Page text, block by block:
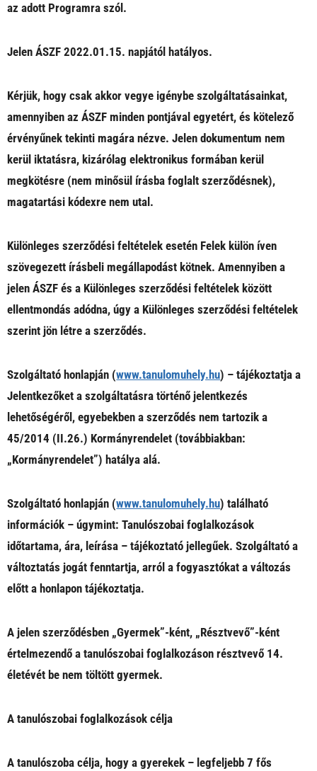
az adott Programra szól.
Jelen ÁSZF 2022.01.15. napjától hatályos.
Kérjük, hogy csak akkor vegye igénybe szolgáltatásainkat,
amennyiben az ÁSZF minden pontjával egyetért, és kötelező
érvényűnek tekinti magára nézve. Jelen dokumentum nem
kerül iktatásra, kizárólag elektronikus formában kerül
megkötésre (nem minősül írásba foglalt szerződésnek),
magatartási kódexre nem utal.
Különleges szerződési feltételek esetén Felek külön íven
szövegezett írásbeli megállapodást kötnek. Amennyiben a
jelen ÁSZF és a Különleges szerződési feltételek között
ellentmondás adódna, úgy a Különleges szerződési feltételek
szerint jön létre a szerződés.
Szolgáltató honlapján (www.tanulomuhely.hu) – tájékoztatja a
Jelentkezőket a szolgáltatásra történő jelentkezés
lehetőségéről, egyebekben a szerződés nem tartozik a
45/2014 (II.26.) Kormányrendelet (továbbiakban:
„Kormányrendelet”) hatálya alá.
Szolgáltató honlapján (www.tanulomuhely.hu) található
információk – úgymint: Tanulószobai foglalkozások
időtartama, ára, leírása – tájékoztató jellegűek. Szolgáltató a
változtatás jogát fenntartja, arról a fogyasztókat a változás
előtt a honlapon tájékoztatja.
A jelen szerződésben „Gyermek”-ként, „Résztvevő”-ként
értelmezendő a tanulószobai foglalkozáson résztvevő 14.
életévét be nem töltött gyermek.
A tanulószobai foglalkozások célja
A tanulószoba célja, hogy a gyerekek – legfeljebb 7 fős